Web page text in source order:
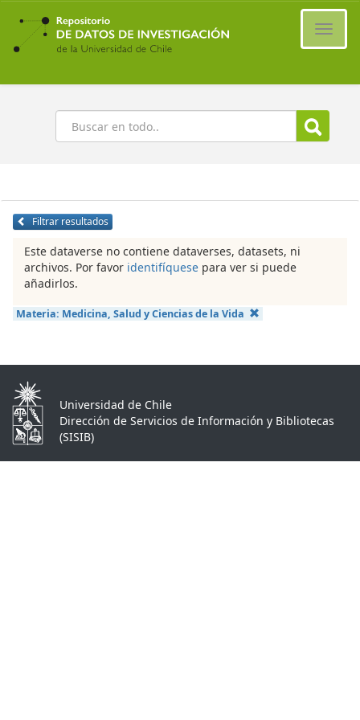
Ir
contenido
principal
Buscar
Filtrar resultados
Este dataverse no contiene dataverses, datasets, ni
archivos. Por favor identifíquese para ver si puede
añadirlos.
Materia: Medicina, Salud y Ciencias de la Vida
Universidad de Chile
Dirección de Servicios de Información y Bibliotecas
(SISIB)